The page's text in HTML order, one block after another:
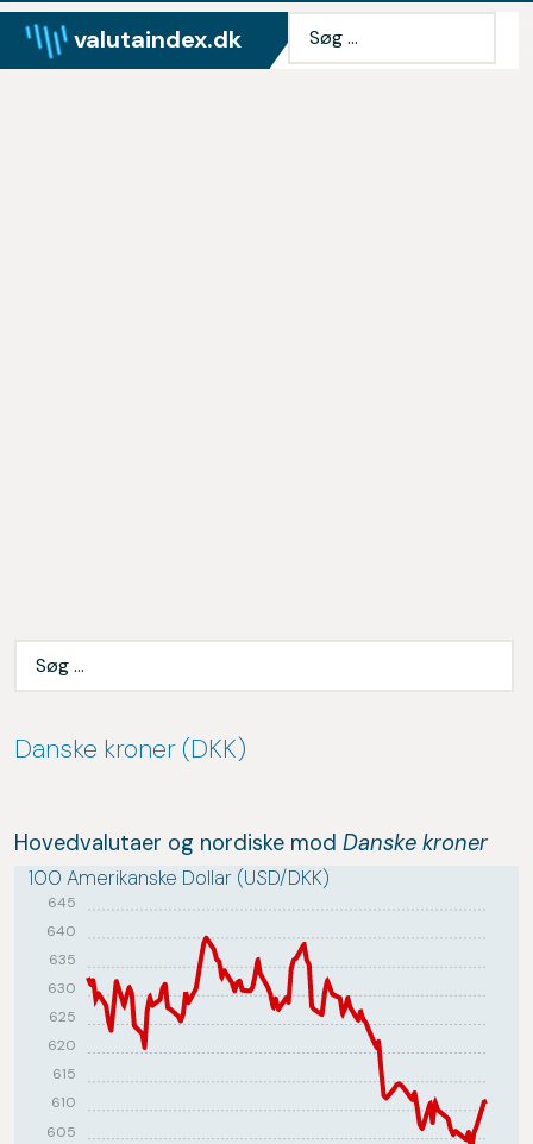
valutaindex.dk
Danske kroner (DKK)
Hovedvalutaer og nordiske mod Danske kroner
100 Amerikanske Dollar (USD/DKK)
605
610
615
620
625
630
635
640
645